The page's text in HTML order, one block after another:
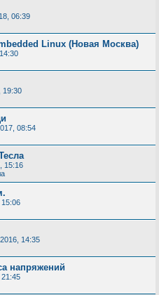
06:39
Linux (Новая Москва)
19:30
08:54
15:16
14:35
напряжений